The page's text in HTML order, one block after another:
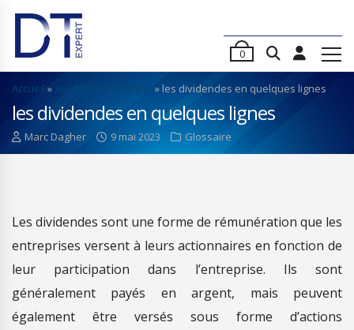
0
Accueil»Analyses de marché »les dividendes en quelques lignes
les dividendes en quelques lignes
Marc Dagher 9 mai 2023 Glossaire
Les dividendes sont une forme de rémunération que les
entreprises versent à leurs actionnaires en fonction de
leur participation dans l’entreprise. Ils sont
généralement payés en argent, mais peuvent
également être versés sous forme d’actions